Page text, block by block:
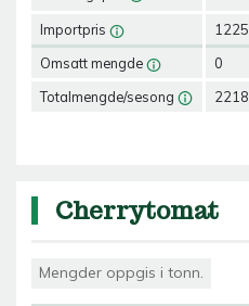
Importpris
Omsatt mengde
Totalmengde/sesong
1225
0
2218
Cherrytomat
Mengder oppgis i tonn.